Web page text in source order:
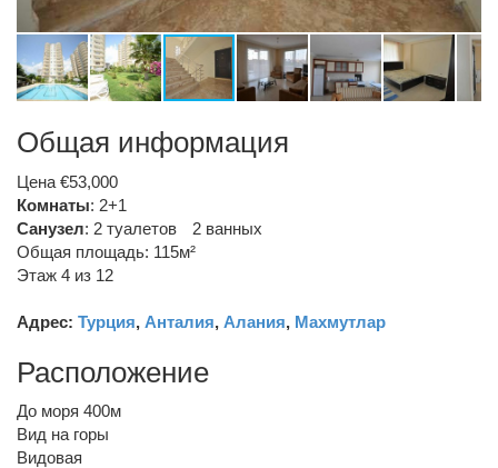
Общая информация
Цена €53,000
Комнаты: 2+1
Санузел: 2 туалетов
2 ванных
Общая площадь: 115м²
Этаж 4 из 12
Адрес: Турция, Анталия, Алания, Махмутлар
Расположение
До моря 400м
Вид на горы
Видовая